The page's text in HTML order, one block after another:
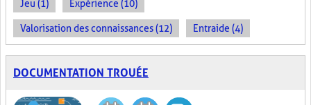
Jeu (1) Expérience (10)
Valorisation des connaissances (12) Entraide (4)
DOCUMENTATION TROUÉE